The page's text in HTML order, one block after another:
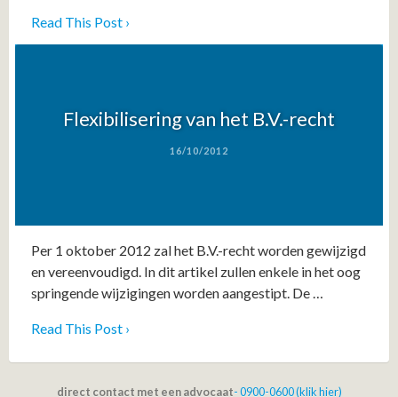
Read This Post ›
Flexibilisering van het B.V.-recht
16/10/2012
Per 1 oktober 2012 zal het B.V.-recht worden gewijzigd
en vereenvoudigd. In dit artikel zullen enkele in het oog
springende wijzigingen worden aangestipt. De …
Read This Post ›
direct contact met een advocaat- 0900-0600 (klik hier)